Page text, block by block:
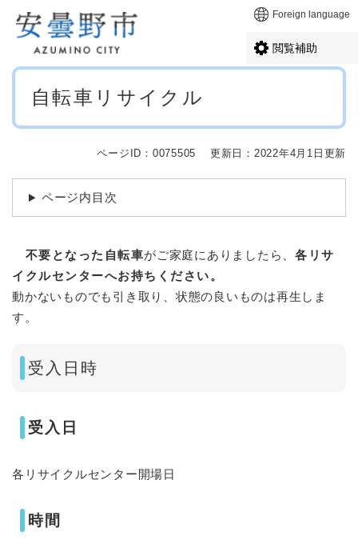
メニューを飛ばして本文へ Foreign language
閲覧補助
本
自転車リサイクル
ページID：0075505 更新日：2022年4月1日更新
ページ内目次
不要となった自転車がご家庭にありましたら、 各リサ
イクルセンターへお持ちください。
動かないものでも引き取り、状態の良いものは再生しま
す。
受入日時
受入日
各リサイクルセンター開場日
時間